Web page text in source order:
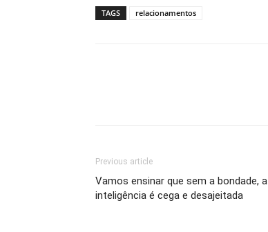
TAGS relacionamentos
Previous article
Vamos ensinar que sem a bondade, a
inteligência é cega e desajeitada